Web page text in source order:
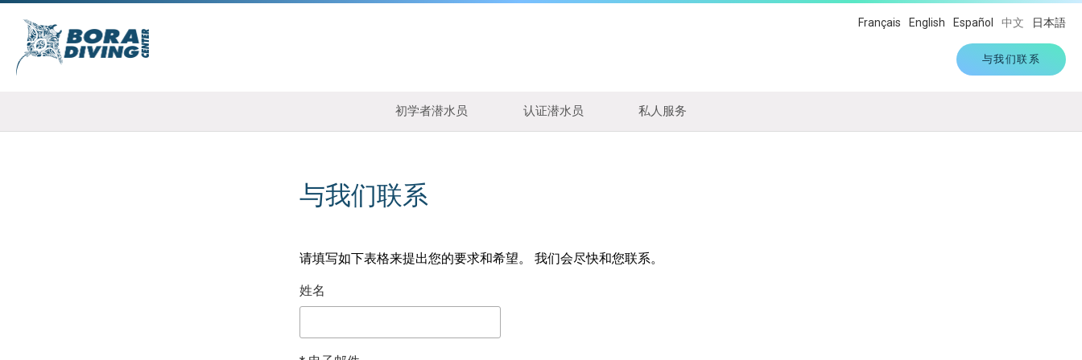
与我们联系
Français English Español 中文 日本語
初学者潜水员 认证潜水员 私人服务
与我们联系
请填写如下表格来提出您的要求和希望。 我们会尽快和您联系。
姓名